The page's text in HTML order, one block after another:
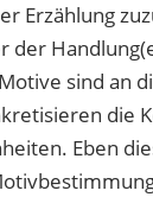
Erzählung
der
Motive sind an
die
Eben